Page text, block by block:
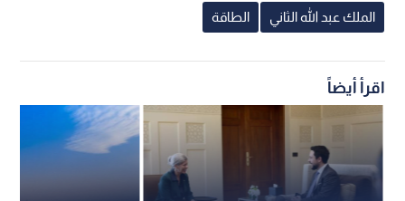
الملك عبد الله الثاني الطاقة
اقرأ أيضاً